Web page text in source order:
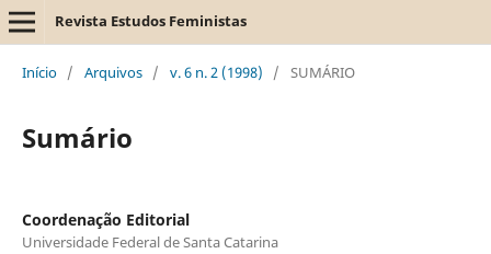
Revista Estudos Feministas
Início / Arquivos / v. 6 n. 2 (1998) / SUMÁRIO
Sumário
Coordenação Editorial
Universidade Federal de Santa Catarina